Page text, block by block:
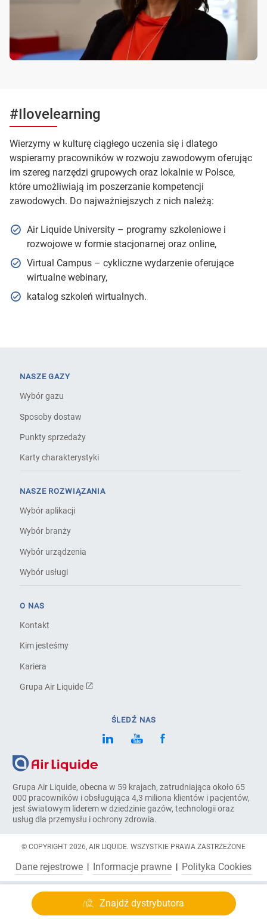
Znajdź dystrybutora
#Ilovelearning
Wierzymy w kulturę ciągłego uczenia się i dlatego
wspieramy pracowników w rozwoju zawodowym oferując
im szereg narzędzi grupowych oraz lokalnie w Polsce,
które umożliwiają im poszerzanie kompetencji
zawodowych. Do najważniejszych z nich należą:
Air Liquide University – programy szkoleniowe i
rozwojowe w formie stacjonarnej oraz online,
Virtual Campus – cykliczne wydarzenie oferujące
wirtualne webinary,
katalog szkoleń wirtualnych.
Grupa Air Liquide, obecna w 59 krajach, zatrudniająca około 65
000 pracowników i obsługująca 4,3 miliona klientów i pacjentów,
jest światowym liderem w dziedzinie gazów, technologii oraz
usług dla przemysłu i ochrony zdrowia.
NASZE GAZY
Wybór gazu
Sposoby dostaw
Punkty sprzedaży
Karty charakterystyki
NASZE ROZWIĄZANIA
Wybór aplikacji
Wybór branży
Wybór urządzenia
Wybór usługi
O NAS
Kontakt
Kim jesteśmy
Kariera
Grupa Air Liquide
ŚLEDŹ NAS
© COPYRIGHT 2026, AIR LIQUIDE. WSZYSTKIE PRAWA ZASTRZEŻONE
Dane rejestrowe Informacje prawne Polityka Cookies